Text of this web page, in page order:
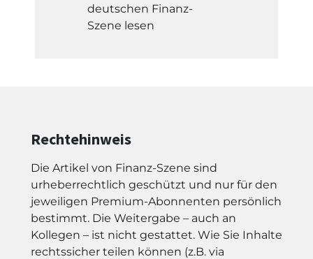
deutschen Finanz-
Szene lesen
Rechtehinweis
Die Artikel von Finanz-Szene sind
urheberrechtlich geschützt und nur für den
jeweiligen Premium-Abonnenten persönlich
bestimmt. Die Weitergabe – auch an
Kollegen – ist nicht gestattet. Wie Sie Inhalte
rechtssicher teilen können (z.B. via